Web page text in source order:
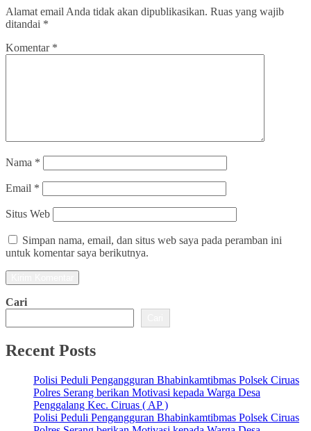
Alamat email Anda tidak akan dipublikasikan. Ruas yang wajib
ditandai *
Komentar *
Nama *
Email *
Situs Web
Simpan nama, email, dan situs web saya pada peramban ini
untuk komentar saya berikutnya.
Cari
Recent Posts
Polisi Peduli Pengangguran Bhabinkamtibmas Polsek Ciruas
Polres Serang berikan Motivasi kepada Warga Desa
Penggalang Kec. Ciruas ( AP )
Polisi Peduli Pengangguran Bhabinkamtibmas Polsek Ciruas